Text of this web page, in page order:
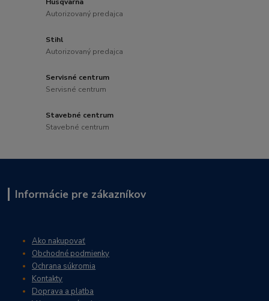
Husqvarna
Autorizovaný predajca
Stihl
Autorizovaný predajca
Servisné centrum
Servisné centrum
Stavebné centrum
Stavebné centrum
Informácie pre zákazníkov
Ako nakupovať
Obchodné podmienky
Ochrana súkromia
Kontakty
Doprava a platba